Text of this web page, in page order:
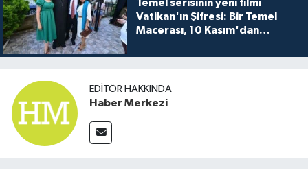
Temel serisinin yeni filmi
Vatikan'ın Şifresi: Bir Temel
Macerası, 10 Kasım'dan
buluşuyo
EDITÖR HAKKINDA
Haber Merkezi